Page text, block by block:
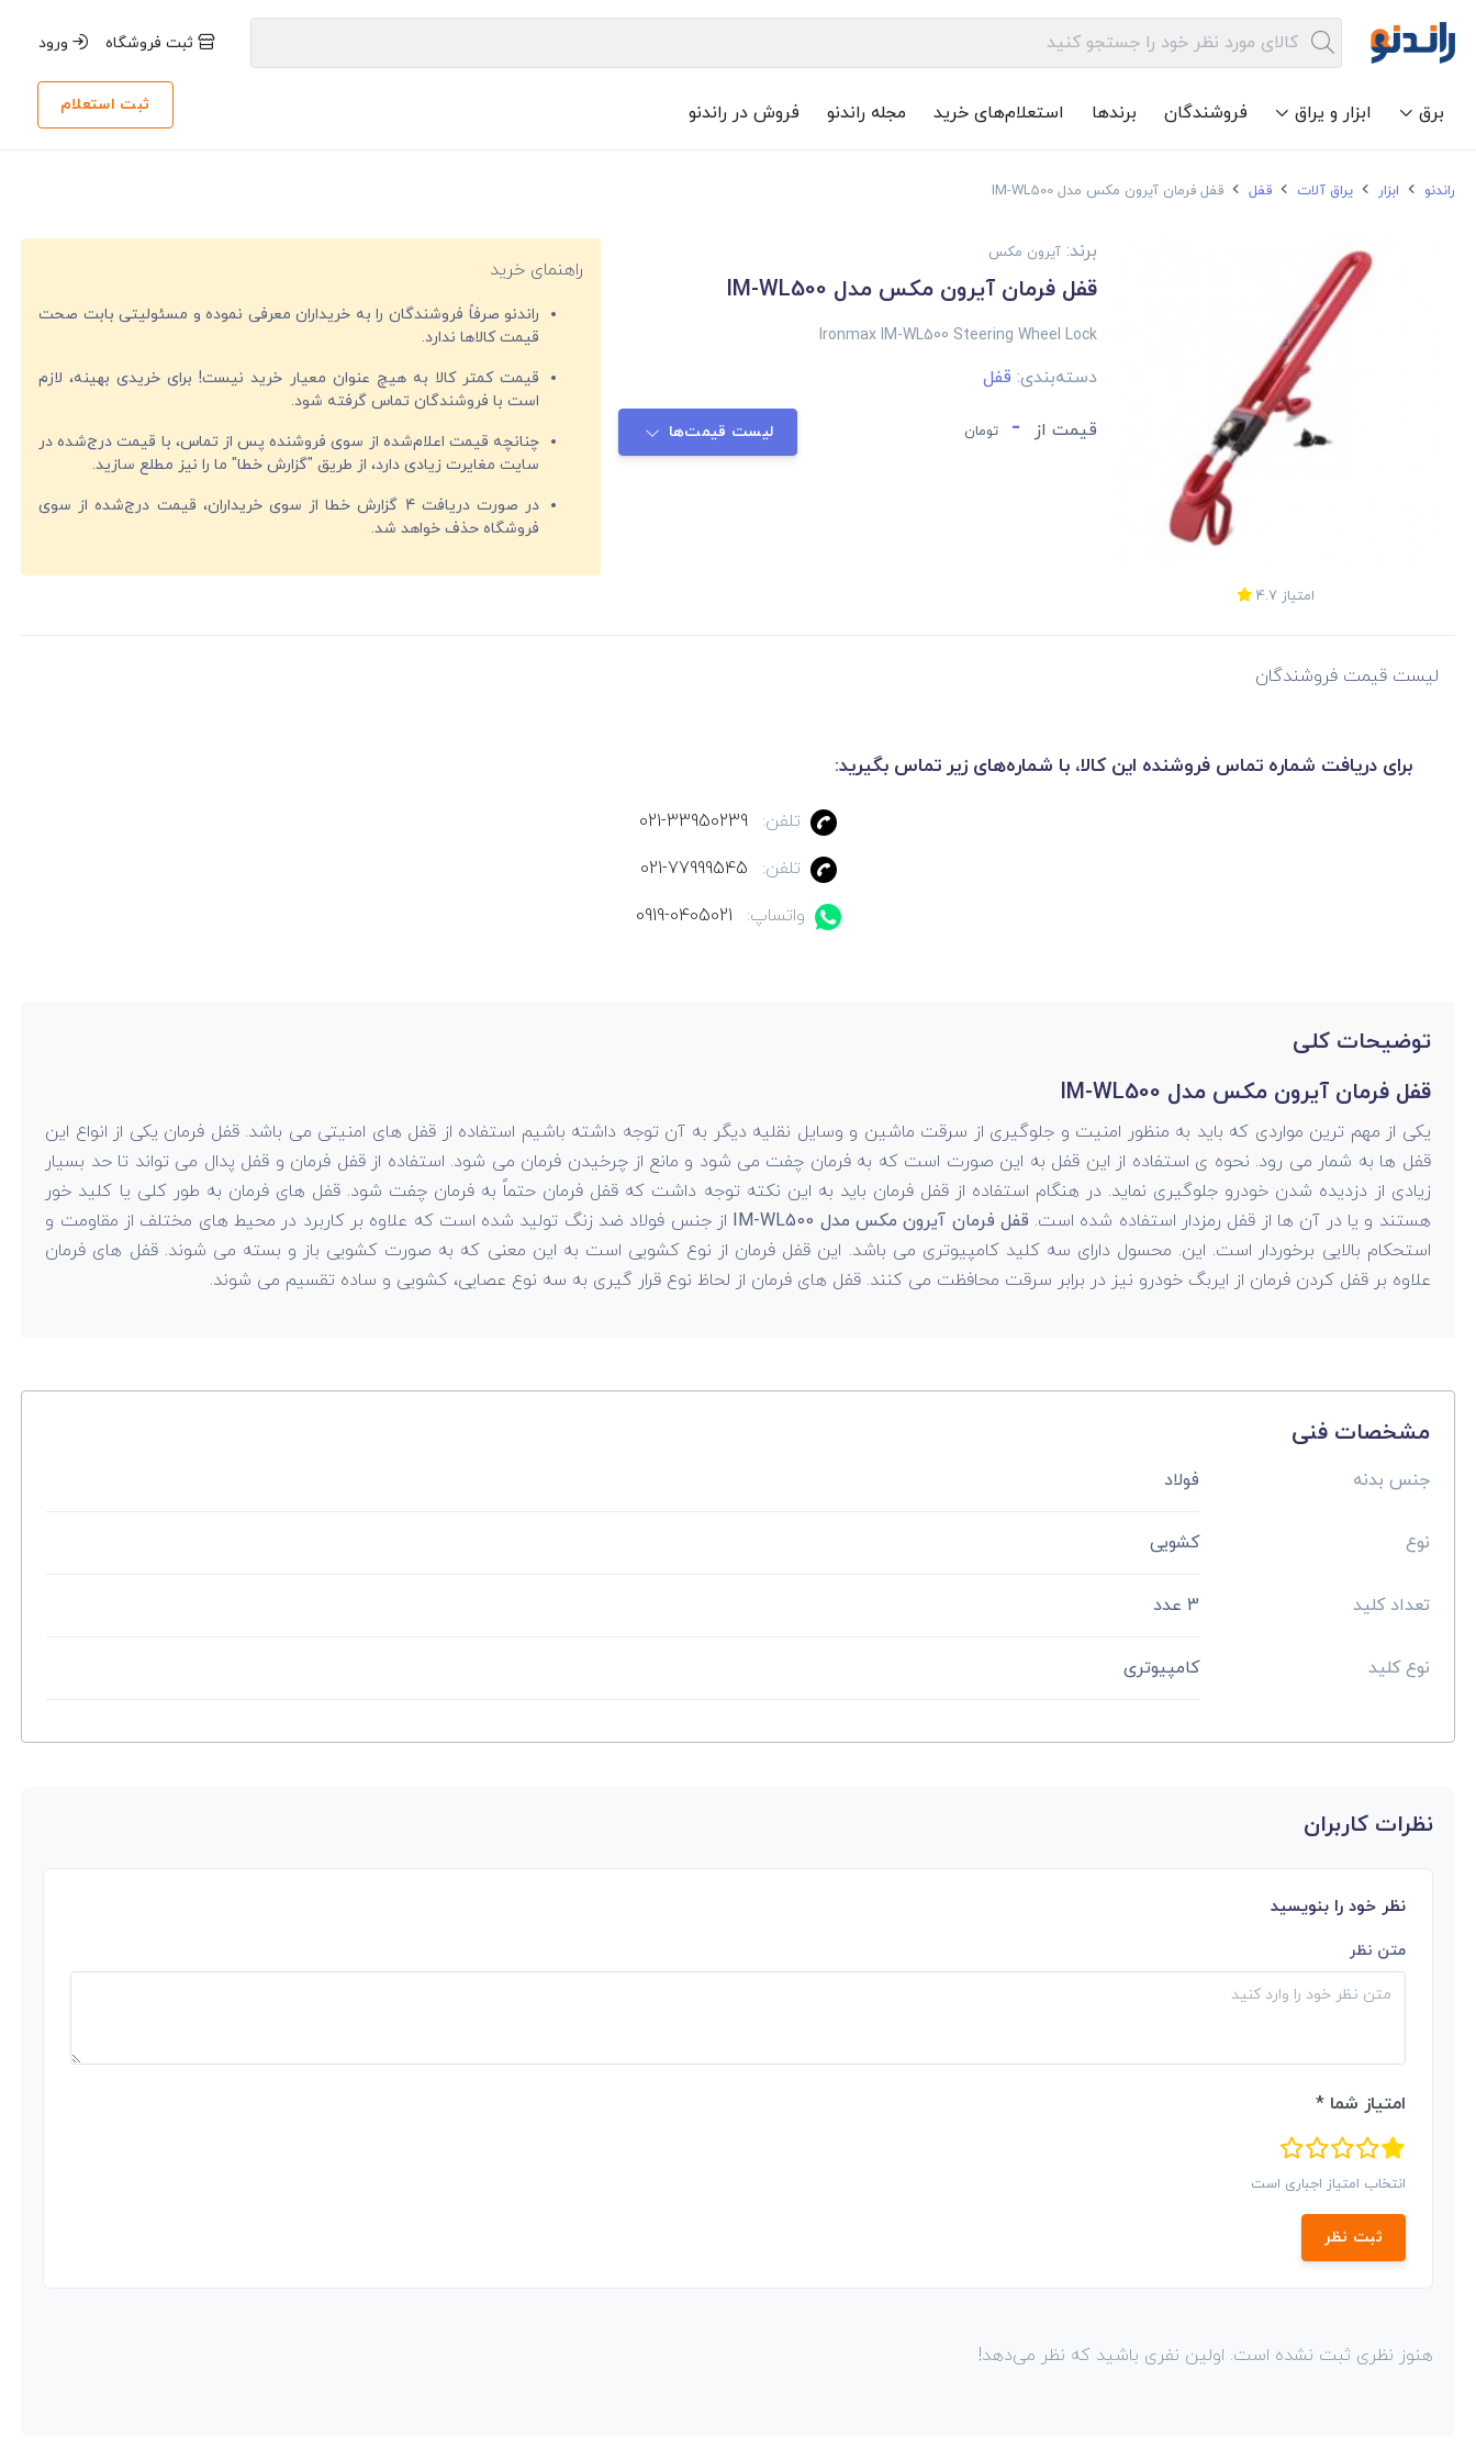
ثبت فروشگاه ورود
برق ابزار و یراق فروشندگان برندها استعلام‌های خرید مجله راندنو فروش در راندنو ثبت استعلام
راندنو ابزار یراق آلات قفل قفل فرمان آیرون مکس مدل IM-WL500
امتیاز 4.7
برند: آیرون مکس
قفل فرمان آیرون مکس مدل IM-WL500
Ironmax IM-WL500 Steering Wheel Lock
دسته‌بندی: قفل
قیمت از - تومان لیست قیمت‌ها
راهنمای خرید
راندنو صرفاً فروشندگان را به خریداران معرفی نموده و مسئولیتی بابت صحت
قیمت‌ کالاها ندارد.
قیمت کمتر کالا به هیچ عنوان معیار خرید نیست! برای خریدی بهینه، لازم
است با فروشندگان تماس گرفته شود.
چنانچه قیمت اعلام‌شده از سوی فروشنده پس از تماس، با قیمت درج‌شده در
سایت مغایرت زیادی دارد، از طریق "گزارش خطا" ما را نیز مطلع سازید.
در صورت دریافت 4 گزارش خطا از سوی خریداران، قیمت درج‌شده از سوی
فروشگاه حذف خواهد شد.
لیست قیمت فروشندگان
برای دریافت شماره تماس فروشنده این کالا، با شماره‌های زیر تماس بگیرید:
تلفن:
021-33950239
تلفن:
021-77999545
واتساپ:
0919-0405021
توضیحات کلی
قفل فرمان آیرون مکس مدل IM-WL500
یکی از مهم ترین مواردی که باید به منظور امنیت و جلوگیری از سرقت ماشین و وسایل نقلیه دیگر به آن توجه داشته باشیم استفاده از قفل های امنیتی می باشد. قفل فرمان یکی از انواع این
قفل ها به شمار می رود. نحوه ی استفاده از این قفل به این صورت است که به فرمان چفت می شود و مانع از چرخیدن فرمان می شود. استفاده از قفل فرمان و قفل پدال می تواند تا حد بسیار
زیادی از دزدیده شدن خودرو جلوگیری نماید. در هنگام استفاده از قفل فرمان باید به این نکته توجه داشت که قفل فرمان حتماً به فرمان چفت شود. قفل های فرمان به طور کلی یا کلید خور
هستند و یا در آن ها از قفل رمزدار استفاده شده است. قفل فرمان آیرون مکس مدل IM-WL500
از جنس فولاد ضد زنگ تولید شده است که علاوه بر کاربرد در محیط های مختلف از مقاومت و
استحکام بالایی برخوردار است. این. محسول دارای سه کلید کامپیوتری می باشد. این قفل فرمان از نوع کشویی است به این معنی که به صورت کشویی باز و بسته می شوند. قفل های فرمان
علاوه بر قفل کردن فرمان از ایربگ خودرو نیز در برابر سرقت محافظت می کنند. قفل های فرمان از لحاظ نوع قرار گیری به سه نوع عصایی، کشویی و ساده تقسیم می شوند.
مشخصات فنی
جنس بدنه فولاد
نوع کشویی
تعداد کلید 3 عدد
نوع کلید کامپیوتری
نظرات کاربران
نظر خود را بنویسید
متن نظر
امتیاز شما *
انتخاب امتیاز اجباری است
ثبت نظر
هنوز نظری ثبت نشده است. اولین نفری باشید که نظر می‌دهد!